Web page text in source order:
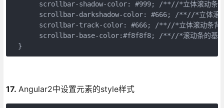
scrollbar-shadow-color: #999; /**//*立体滚动条
scrollbar-darkshadow-color: #666; /**//*立体滚动
scrollbar-track-color: #666; /**//*立体滚动条背
scrollbar-base-color:#f8f8f8; /**//*滚动条的基
}
17. Angular2中设置元素的style样式